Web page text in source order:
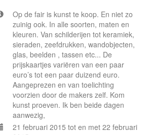
Op de fair is kunst te koop. En niet zo
zuinig ook. In alle soorten, maten en
kleuren. Van schilderijen tot keramiek,
sieraden, zeefdrukken, wandobjecten,
glas, beelden , tassen etc... De
prijskaartjes variëren van een paar
euro’s tot een paar duizend euro.
Aangeprezen en van toelichting
voorzien door de makers zelf. Kom
kunst proeven. Ik ben beide dagen
aanwezig,
21 februari 2015 tot en met 22 februari